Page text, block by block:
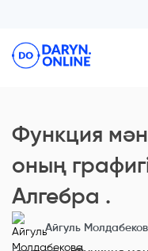
Функция
оның
Алгебра .
Айгуль